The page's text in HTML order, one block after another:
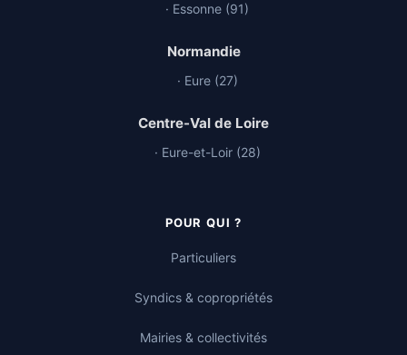
· Essonne (91)
Normandie
· Eure (27)
Centre-Val de Loire
· Eure-et-Loir (28)
POUR QUI ?
Particuliers
Syndics & copropriétés
Mairies & collectivités